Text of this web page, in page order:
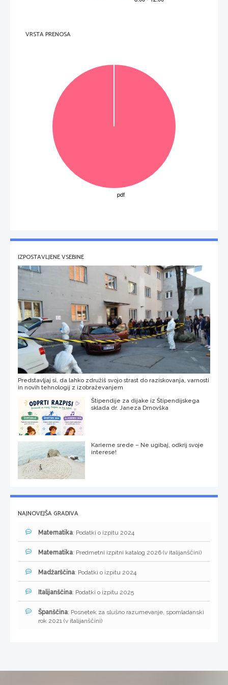
s le fait de les chanter serait encore plus
VRSTA PRENOSA
IZPOSTAVLJENE VSEBINE
Predstavljaj si, da lahko združiš svojo strast do raziskovanja, varnosti
in novih tehnologij z izobraževanjem
Štipendije za dijake iz Štipendijskega
sklada dr. Janeza Drnovška
Karierne srede – Ne ugibaj, odkrij svoje
interese!
NAJNOVEJŠA GRADIVA
Matematika: Podatki o izpitu 2024
Matematika: Predmetni izpitni katalog 2026 (v italijanščini)
Madžarščina: Podatki o izpitu 2024
Italijanščina: Podatki o izpitu 2025
Španščina: Posnetek za slušno razumevanje, spomladanski
rok 2021 (v italijanščini)